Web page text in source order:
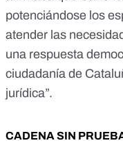
potenciándose los
atender las
una respuesta
ciudadanía de
jurídica”.
CADENA SIN